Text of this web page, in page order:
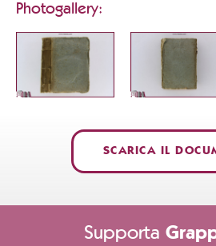
Photogallery:
SCARICA IL
Supporta